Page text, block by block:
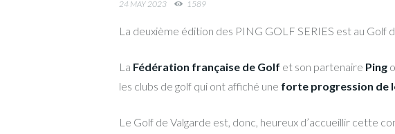
24 MAY 2023 1589
La deuxième édition des PING GOLF SERIES est au Golf
La Fédération française de Golf et son partenaire Ping
les clubs de golf qui ont affiché une forte progression de
Le Golf de Valgarde est, donc, heureux d’accueillir cette